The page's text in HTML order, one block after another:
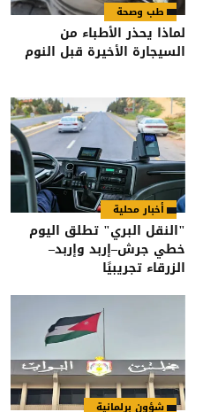
طب وصحة
لماذا يحذر الأطباء من
السيجارة الأخيرة قبل النوم
أخبار محلية
"النقل البري" تطلق اليوم
خطي جرش–إربد وإربد–
الزرقاء تجريبيًا
شؤون برلمانية